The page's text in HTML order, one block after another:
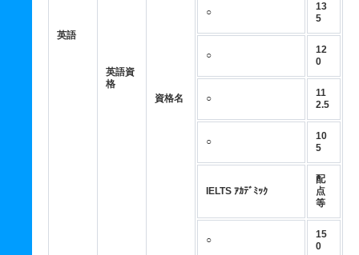
英語
英語資
格
資格名
○
13
5
○
12
0
○
11
2.5
○
10
5
IELTS ｱｶﾃﾞﾐｯｸ
配
点
等
○
15
0